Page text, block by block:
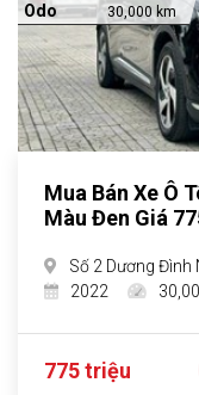
Odo 30,000 km
Mua Bán Xe Ô
Màu Đen Giá
Số 2 Dương Đình
2022
775 triệu